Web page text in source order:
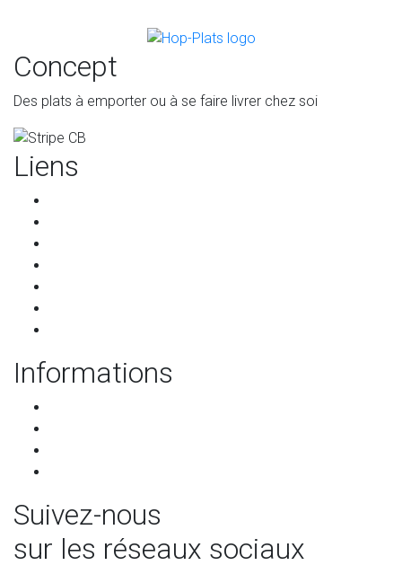
Concept
Des plats à emporter ou à se faire livrer chez soi
Liens
Informations
Suivez-nous
sur les réseaux sociaux